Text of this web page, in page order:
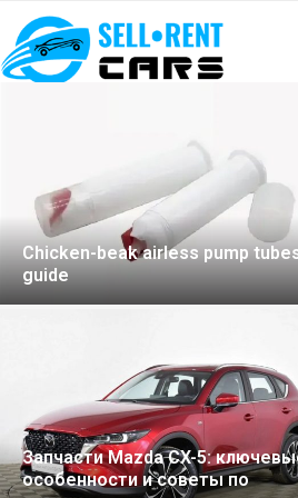
Як вибрати перший мотоцикл:
повний посібник для новачка
Car rental at Mauritius airport
without a deposit: what travelers